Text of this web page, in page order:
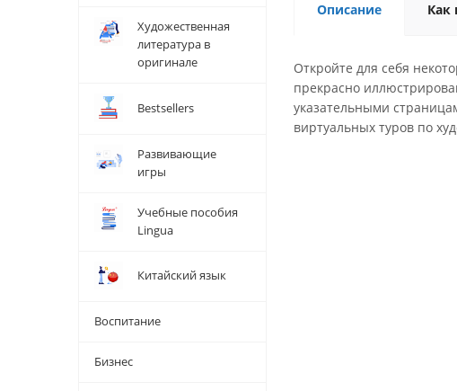
Описание Как
Откройте для себя
прекрасно
указательными
виртуальных туров по
Художественная
литература в
оригинале
Bestsellers
Развивающие
игры
Учебные пособия
Lingua
Китайский язык
Воспитание
Бизнес